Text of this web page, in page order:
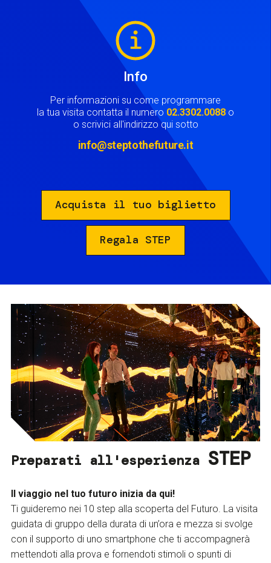
Info
Per informazioni su come programmare
la tua visita contatta il numero 02.3302.0088 o
o scrivici all'indirizzo qui sotto
info@steptothefuture.it
Acquista il tuo biglietto
Regala STEP
Preparati all'esperienza STEP
Il viaggio nel tuo futuro inizia da qui!
Ti guideremo nei 10 step alla scoperta del Futuro. La visita
guidata di gruppo della durata di un’ora e mezza si svolge
con il supporto di uno smartphone che ti accompagnerà
mettendoti alla prova e fornendoti stimoli o spunti di